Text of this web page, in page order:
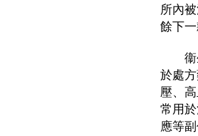
所內
餘下
衞生
於處
壓、
常用
應等